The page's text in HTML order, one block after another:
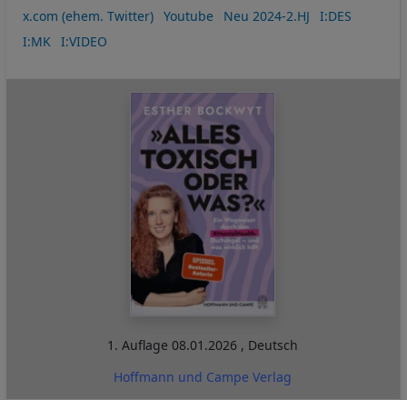
x.com (ehem. Twitter)
Youtube Neu 2024-2.HJ
I:DES
I:MK
I:VIDEO
1. Auflage08.01.2026 , Deutsch
Hoffmann und Campe Verlag